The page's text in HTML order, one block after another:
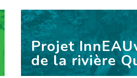
Projet
de la rivière